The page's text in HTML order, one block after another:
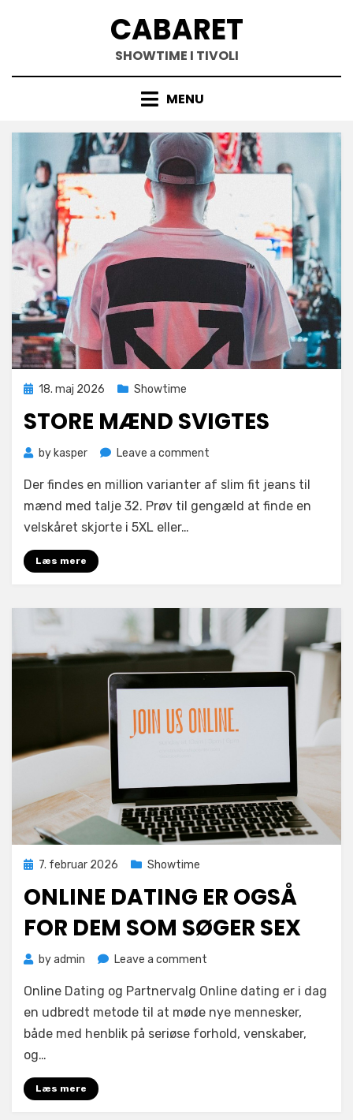
CABARET
SHOWTIME I TIVOLI
MENU
Posted
18. maj 2026 Showtime
STORE MÆND SVIGTES
by kasper Leave a comment
mænd
svigtes
Der findes en million varianter af slim fit jeans til
mænd med talje 32. Prøv til gengæld at finde en
velskåret skjorte i 5XL eller…
Læs mere
Posted
7. februar 2026 Showtime
ONLINE DATING ER OGSÅ
FOR DEM SOM SØGER SEX
byadmin Leave a comment
dating
er
også
Online Dating og Partnervalg Online dating er i dag
en udbredt metode til at møde nye mennesker,
både med henblik på seriøse forhold, venskaber,
og…
Læs mere